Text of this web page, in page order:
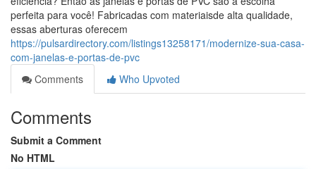
perfeita para você! Fabricadas com materiaisde alta qualidade,
essas aberturas oferecem
https://pulsardirectory.com/listings13258171/modernize-sua-casa-
com-janelas-e-portas-de-pvc
Comments
Who Upvoted
Comments
Submit a Comment
No HTML